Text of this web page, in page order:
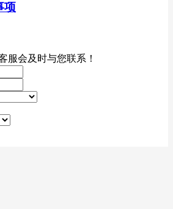
项
服会及时与您联系！